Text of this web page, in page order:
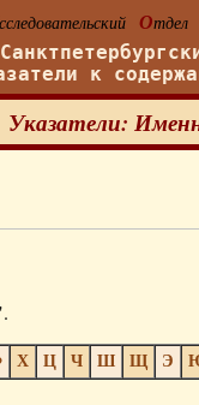
Отдел
к
Указатели:
Х Ц Ч Ш Щ Э